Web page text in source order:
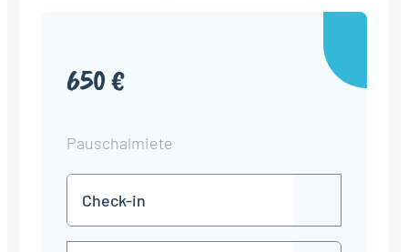
650 €
Pauschalmiete
in
TT
Punkt
MM